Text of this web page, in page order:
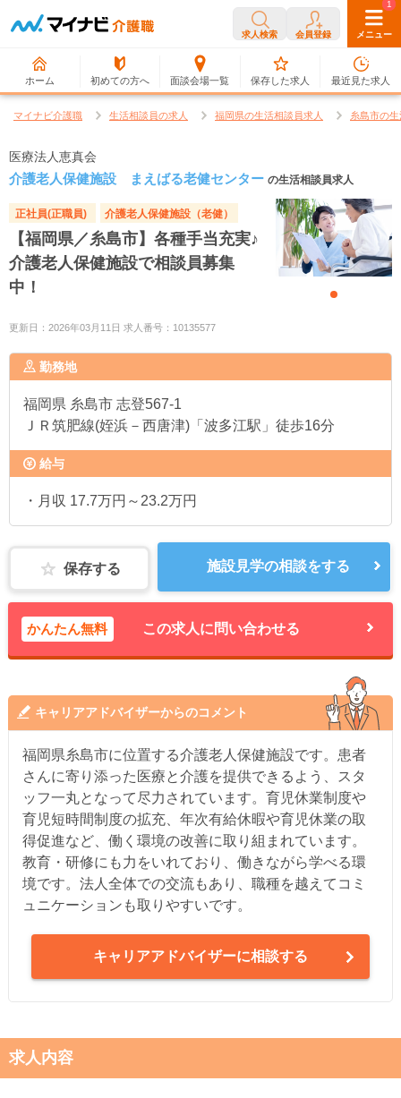
求人検索 会員登録 メニュー
ホーム 初めての方へ 面談会場一覧
0
保存した求人
1
最近見た求人
マイナビ介護職 生活相談員の求人 福岡県の生活相談員求人 糸島市の
医療法人恵真会
介護老人保健施設 まえばる老健センター の生活相談員求人
正社員(正職員) 介護老人保健施設（老健）
【福岡県／糸島市】各種手当充実♪
介護老人保健施設で相談員募集
中！
更新日：2026年03月11日 求人番号：10135577
勤務地
福岡県 糸島市 志登567-1
ＪＲ筑肥線(姪浜－西唐津)「波多江駅」徒歩16分
給与
・月収 17.7万円～23.2万円
保存する 施設見学の相談をする
かんたん無料 この求人に問い合わせる
キャリアアドバイザーからのコメント
福岡県糸島市に位置する介護老人保健施設です。患者
さんに寄り添った医療と介護を提供できるよう、スタ
ッフ一丸となって尽力されています。育児休業制度や
育児短時間制度の拡充、年次有給休暇や育児休業の取
得促進など、働く環境の改善に取り組まれています。
教育・研修にも力をいれており、働きながら学べる環
境です。法人全体での交流もあり、職種を越えてコミ
ュニケーションも取りやすいです。
キャリアアドバイザーに相談する
求人内容